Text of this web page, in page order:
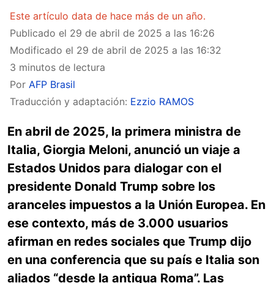
Este artículo data de hace más de un año.
Publicado el 29 de abril de 2025 a las 16:26
Modificado el 29 de abril de 2025 a las 16:32
3 minutos de lectura
Por AFP Brasil
Traducción y adaptación: Ezzio RAMOS
En abril de 2025, la primera ministra de
Italia, Giorgia Meloni, anunció un viaje a
Estados Unidos para dialogar con el
presidente Donald Trump sobre los
aranceles impuestos a la Unión Europea. En
ese contexto, más de 3.000 usuarios
afirman en redes sociales que Trump dijo
en una conferencia que su país e Italia son
aliados “desde la antigua Roma”. Las